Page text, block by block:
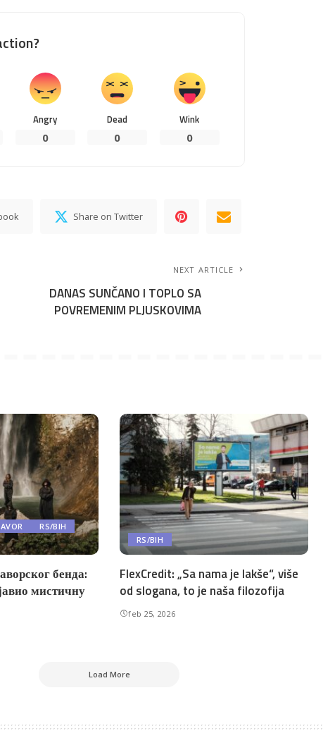
Angry
0
Dead
0
Wink
0
Share on Twitter
NEXT ARTICLE
DANAS SUNČANO I TOPLO SA
POVREMENIM PLJUSKOVIMA
RS/BIH
бенда:
мистичну
RS/BIH
FlexCredit: „Sa nama je lakše“, više
od slogana, to je naša filozofija
feb 25, 2026
Load More